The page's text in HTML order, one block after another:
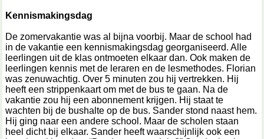
Kennismakingsdag
De zomervakantie was al bijna voorbij. Maar de school had
in de vakantie een kennismakingsdag georganiseerd. Alle
leerlingen uit de klas ontmoeten elkaar dan. Ook maken de
leerlingen kennis met de leraren en de lesmethodes. Florian
was zenuwachtig. Over 5 minuten zou hij vertrekken. Hij
heeft een strippenkaart om met de bus te gaan. Na de
vakantie zou hij een abonnement krijgen. Hij staat te
wachten bij de bushalte op de bus. Sander stond naast hem.
Hij ging naar een andere school. Maar de scholen staan
heel dicht bij elkaar. Sander heeft waarschijnlijk ook een